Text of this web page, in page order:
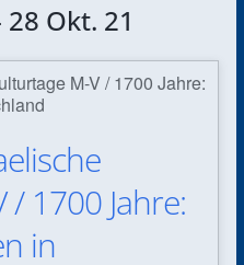
Okt. 21
1700 Jahre:
in